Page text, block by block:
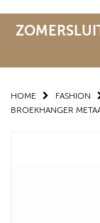
HOME FASHION
BROEKHANGER